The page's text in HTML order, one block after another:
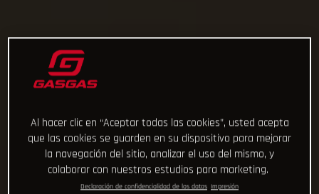
Al hacer clic en “Aceptar todas las cookies”, usted acepta
que las cookies se guarden en su dispositivo para mejorar
la navegación del sitio, analizar el uso del mismo, y
colaborar con nuestros estudios para marketing.
Declaración de confidencialidad de los datos Impresión